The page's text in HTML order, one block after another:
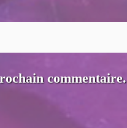
commentaire.